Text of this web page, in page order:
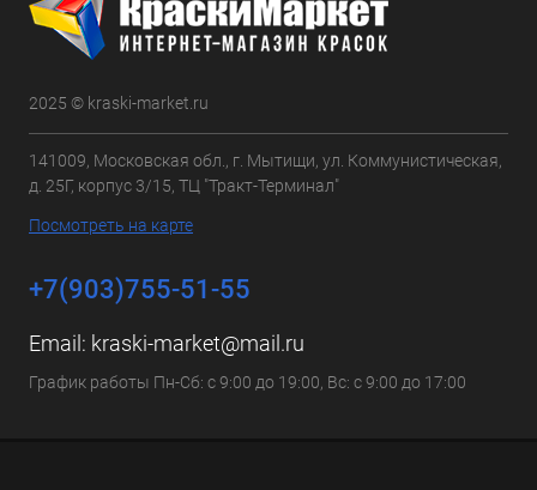
2025 © kraski-market.ru
141009, Московская обл., г. Мытищи, ул. Коммунистическая,
д. 25Г, корпус 3/15, ТЦ "Тракт-Терминал"
Посмотреть на карте
+7(903)755-51-55
Email: kraski-market@mail.ru
График работы Пн-Сб: с 9:00 до 19:00, Вс: с 9:00 до 17:00